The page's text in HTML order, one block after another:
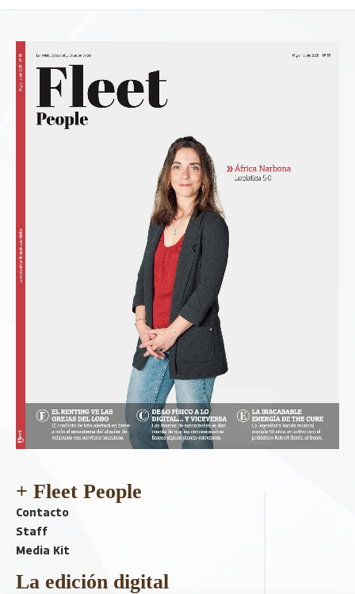
+ Fleet People
Contacto
Staff
Media Kit
La edición digital